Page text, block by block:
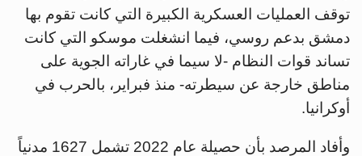
توقف العمليات العسكرية الكبيرة التي كانت تقوم بها
دمشق بدعم روسي، فيما انشغلت موسكو التي كانت
تساند قوات النظام -لا سيما في غاراته الجوية على
مناطق خارجة عن سيطرته- منذ فبراير، بالحرب في
أوكرانيا.
وأفاد المرصد بأن حصيلة عام 2022 تشمل 1627 مدنياً